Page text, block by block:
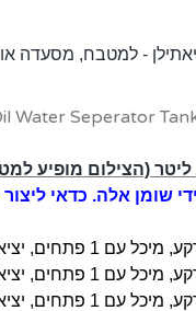
שומן אלה. כדאי
פתחים, יציאות 110 מ"מ
מיכל עם 1 פתחים, יציאות 160 מ"מ
מיכל עם 1 פתחים, יציאות 200 מ"מ